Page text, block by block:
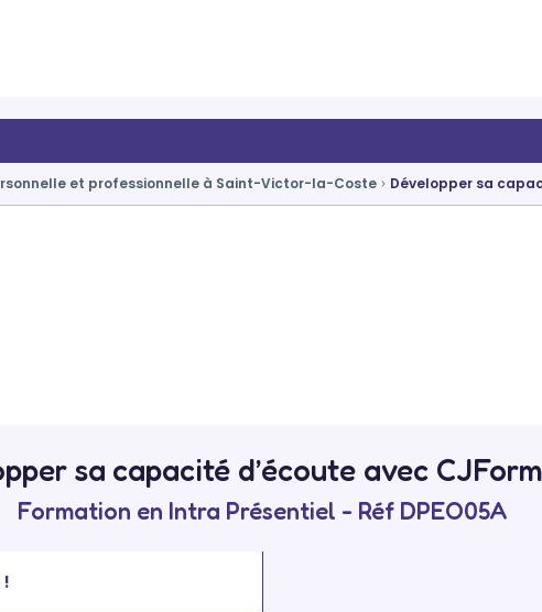
et professionnelle à Saint-Victor-la-Coste Développer sa
sa capacité d’écoute avec
Formation en Intra Présentiel - Réf DPEO05A